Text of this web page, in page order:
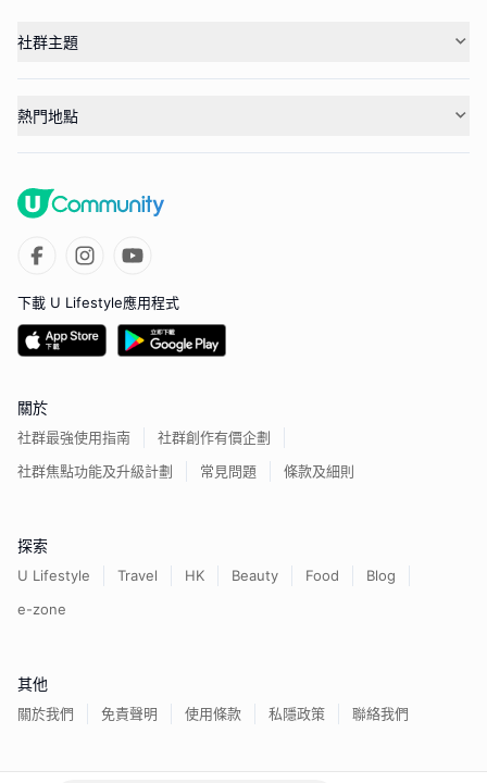
社群主題
熱門地點
下載 U Lifestyle應用程式
關於
社群最強使用指南
社群創作有價企劃
社群焦點功能及升級計劃
常見問題 條款及細則
探索
U Lifestyle Travel HK Beauty Food
Blog
e-zone
其他
關於我們 免責聲明 使用條款 私隱政策 聯絡我們